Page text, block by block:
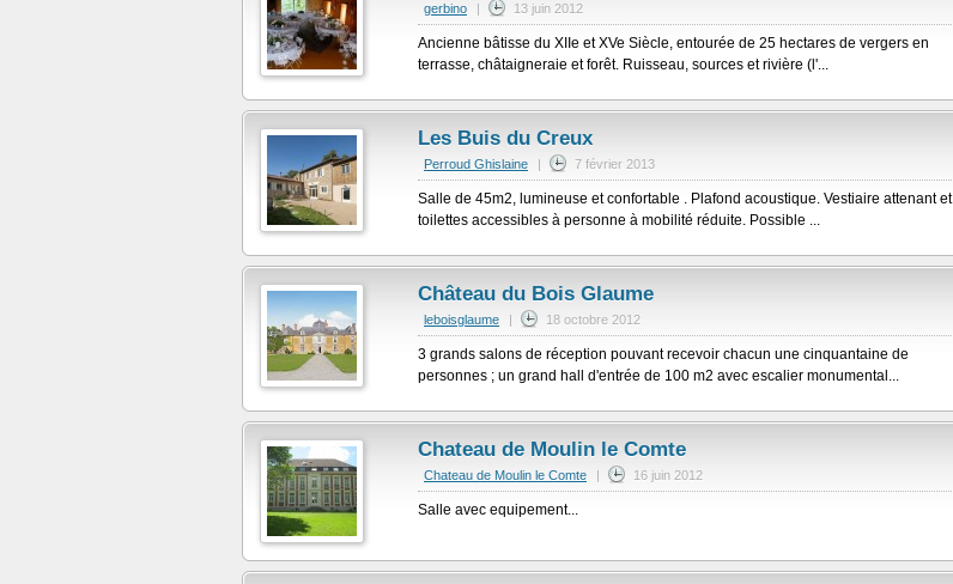
gerbino | 13 juin 2012
Ancienne bâtisse du XIIe et XVe Siècle, entourée de 25 hectares de vergers en
terrasse, châtaigneraie et forêt. Ruisseau, sources et rivière (l'...
Les Buis du Creux
Perroud Ghislaine | 7 février 2013
Salle de 45m2, lumineuse et confortable . Plafond acoustique. Vestiaire attenant et
toilettes accessibles à personne à mobilité réduite. Possible ...
Château du Bois Glaume
leboisglaume | 18 octobre 2012
3 grands salons de réception pouvant recevoir chacun une cinquantaine de
personnes ; un grand hall d'entrée de 100 m2 avec escalier monumental...
Chateau de Moulin le Comte
Chateau de Moulin le Comte | 16 juin 2012
Salle avec equipement...